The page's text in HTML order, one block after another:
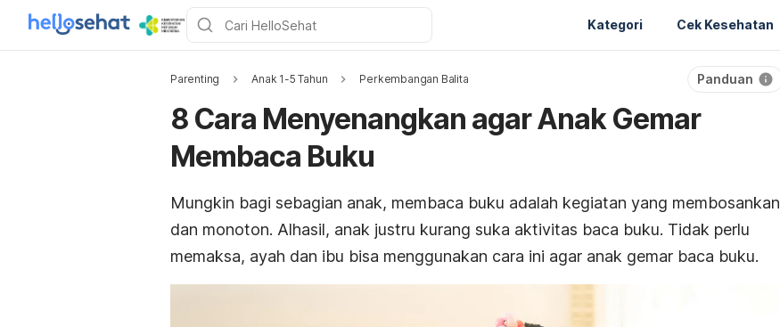
Kategori Cek Kesehatan
Parenting Anak 1-5 Tahun Perkembangan Balita Panduan
8 Cara Menyenangkan agar Anak Gemar
Membaca Buku
Mungkin bagi sebagian anak, membaca buku adalah kegiatan yang membosankan
dan monoton. Alhasil, anak justru kurang suka aktivitas baca buku. Tidak perlu
memaksa, ayah dan ibu bisa menggunakan cara ini agar anak gemar baca buku.